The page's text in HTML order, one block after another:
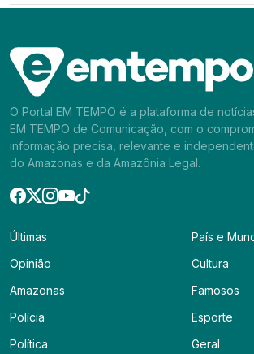
O Portal EM TEMPO é a plataforma de
EM TEMPO de Comunicação, com o
informação precisa, relevante e
do Amazonas e da Amazônia Legal.
Últimas
Opinião
Amazonas
Polícia
Política
País e
Cultura
Famosos
Esporte
Geral